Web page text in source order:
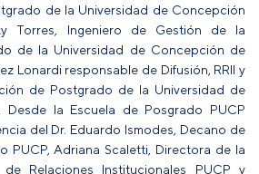
de la Universidad de Concepción
Torres, Ingeniero de Gestión de la
de la Universidad de Concepción de
Lonardi responsable de Difusión, RRII y
de Postgrado de la Universidad de
la Escuela de Posgrado PUCP
del Dr. Eduardo Ismodes, Decano de
PUCP, Adriana Scaletti, Directora de la
Relaciones Institucionales PUCP y